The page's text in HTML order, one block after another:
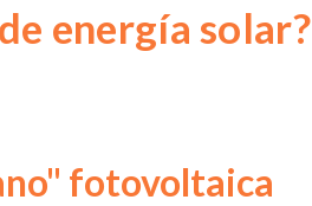
energía solar?
fotovoltaica